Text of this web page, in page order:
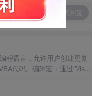
程语言，允许用户创建更复
代码。编辑宏：通过“Visua